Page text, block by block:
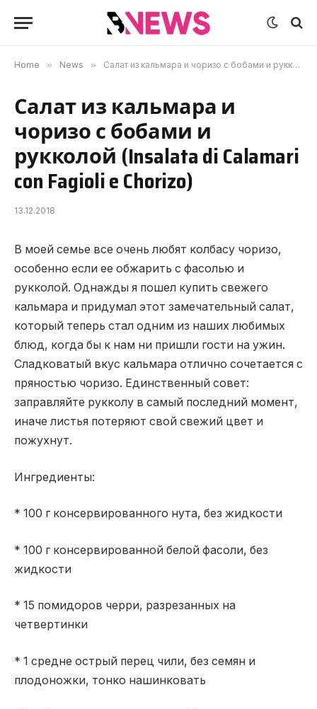
Home » News » Салат из кальмара и чоризо с бобами и рукколой (Insalata di Calamari con Fagioli e Chorizo)
Салат из кальмара и
чоризо с бобами и
рукколой (Insalata di Calamari
con Fagioli e Chorizo)
13.12.2018
В моей семье все очень любят колбасу чоризо,
особенно если ее обжарить с фасолью и
рукколой. Однажды я пошел купить свежего
кальмара и придумал этот замечательный салат,
который теперь стал одним из наших любимых
блюд, когда бы к нам ни пришли гости на ужин.
Сладковатый вкус кальмара отлично сочетается с
пряностью чоризо. Единственный совет:
заправляйте рукколу в самый последний момент,
иначе листья потеряют свой свежий цвет и
пожухнут.
Ингредиенты:
* 100 г консервированного нута, без жидкости
* 100 г консервированной белой фасоли, без
жидкости
* 15 помидоров черри, разрезанных на
четвертинки
* 1 средне острый перец чили, без семян и
плодоножки, тонко нашинковать